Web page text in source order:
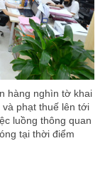
hàng nghìn tờ khai
phạt thuế lên tới
luồng thông quan
tại thời điểm